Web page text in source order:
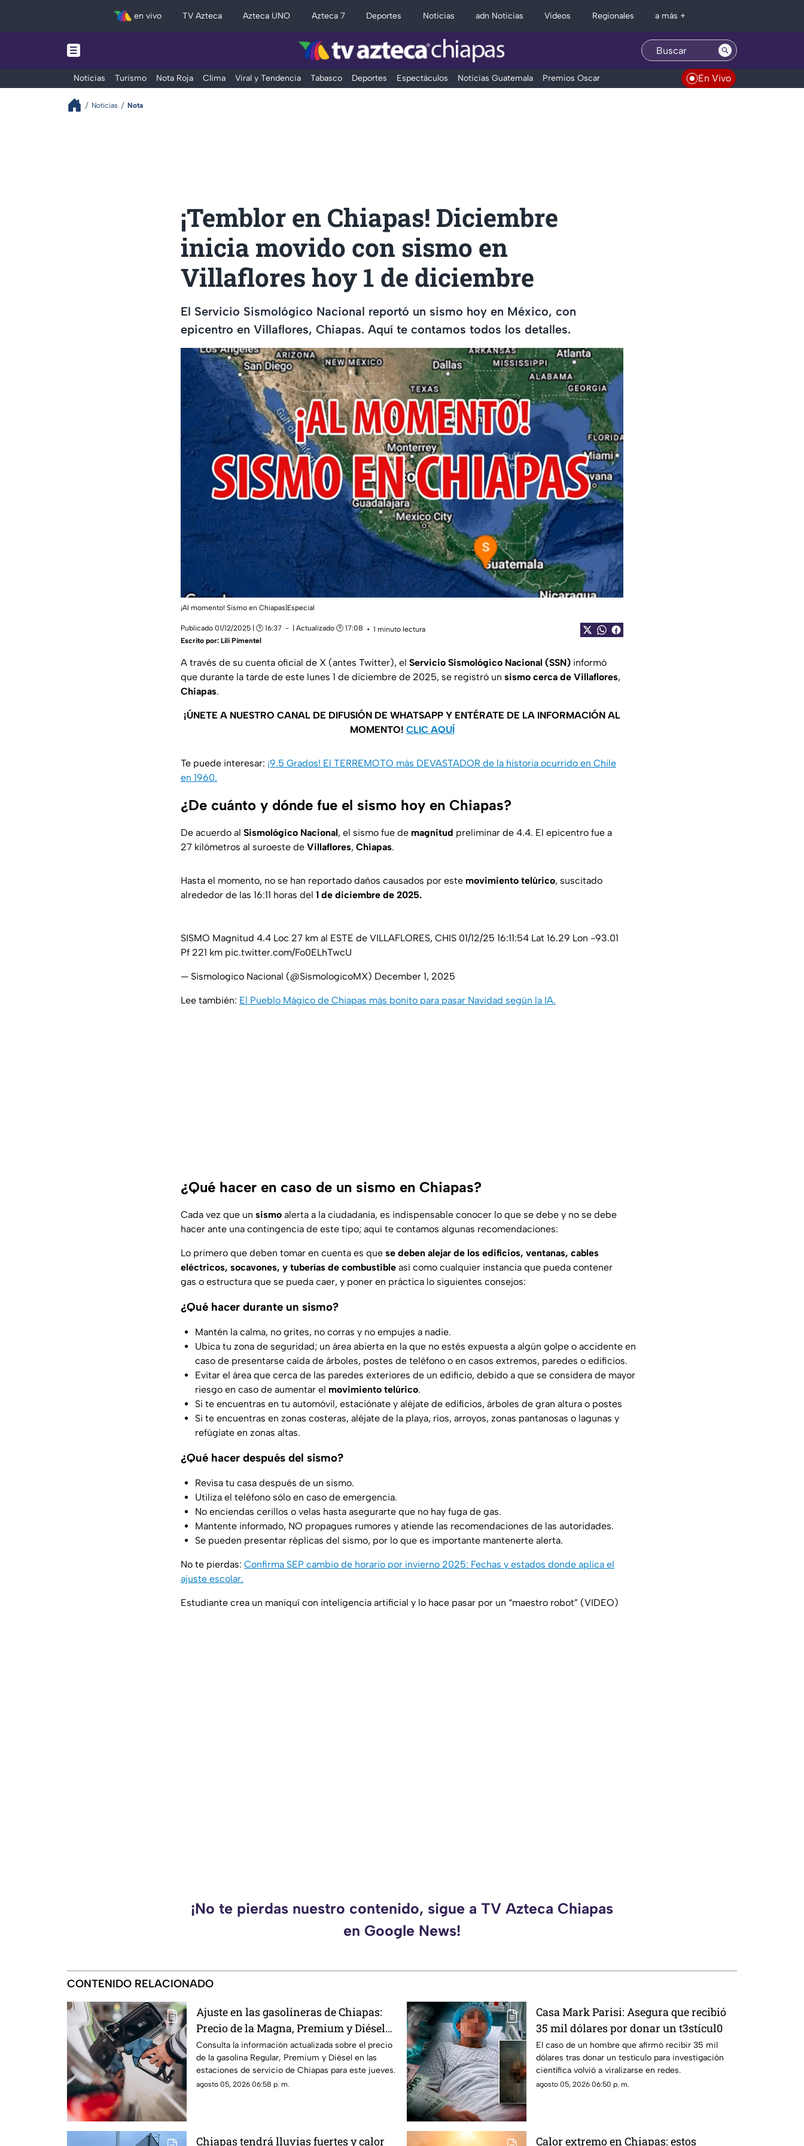
en vivo TV Azteca Azteca UNO Azteca 7 Deportes Noticias adn Noticias Videos Regionales a más +
Noticias Turismo Nota Roja Clima Viral y Tendencia Tabasco Deportes Espectáculos Noticias Guatemala Premios Oscar En Vivo
Noticias Nota
¡Temblor en Chiapas! Diciembre
inicia movido con sismo en
Villaflores hoy 1 de diciembre
El Servicio Sismológico Nacional reportó un sismo hoy en México, con
epicentro en Villaflores, Chiapas. Aquí te contamos todos los detalles.
¡Al momento! Sismo en Chiapas|Especial
Publicado 01/12/2025 | 🕑 16:37 | Actualizado 🕑 17:08
1 minuto lectura
Escrito por: Lili Pimentel
A través de su cuenta oficial de X (antes Twitter), el Servicio Sismológico Nacional (SSN) informó
que durante la tarde de este lunes 1 de diciembre de 2025, se registró un sismo cerca de Villaflores,
Chiapas.
¡ÚNETE A NUESTRO CANAL DE DIFUSIÓN DE WHATSAPP Y ENTÉRATE DE LA INFORMACIÓN AL
MOMENTO! CLIC AQUÍ
Te puede interesar: ¡9.5 Grados! El TERREMOTO más DEVASTADOR de la historia ocurrido en Chile
en 1960.
¿De cuánto y dónde fue el sismo hoy en Chiapas?
De acuerdo al Sismológico Nacional, el sismo fue de magnitud preliminar de 4.4. El epicentro fue a
27 kilómetros al suroeste de Villaflores, Chiapas.
Hasta el momento, no se han reportado daños causados por este movimiento telúrico, suscitado
alrededor de las 16:11 horas del 1 de diciembre de 2025.
SISMO Magnitud 4.4 Loc 27 km al ESTE de VILLAFLORES, CHIS 01/12/25 16:11:54 Lat 16.29 Lon -93.01
Pf 221 km pic.twitter.com/Fo0ELhTwcU
— Sismologico Nacional (@SismologicoMX) December 1, 2025
Lee también: El Pueblo Mágico de Chiapas más bonito para pasar Navidad según la IA.
¿Qué hacer en caso de un sismo en Chiapas?
Cada vez que un sismo alerta a la ciudadanía, es indispensable conocer lo que se debe y no se debe
hacer ante una contingencia de este tipo; aquí te contamos algunas recomendaciones:
Lo primero que deben tomar en cuenta es que se deben alejar de los edificios, ventanas, cables
eléctricos, socavones, y tuberías de combustible así como cualquier instancia que pueda contener
gas o estructura que se pueda caer, y poner en práctica lo siguientes consejos:
¿Qué hacer durante un sismo?
Mantén la calma, no grites, no corras y no empujes a nadie.
Ubica tu zona de seguridad; un área abierta en la que no estés expuesta a algún golpe o accidente en
caso de presentarse caída de árboles, postes de teléfono o en casos extremos, paredes o edificios.
Evitar el área que cerca de las paredes exteriores de un edificio, debido a que se considera de mayor
riesgo en caso de aumentar el movimiento telúrico.
Si te encuentras en tu automóvil, estaciónate y aléjate de edificios, árboles de gran altura o postes
Si te encuentras en zonas costeras, aléjate de la playa, ríos, arroyos, zonas pantanosas o lagunas y
refúgiate en zonas altas.
¿Qué hacer después del sismo?
Revisa tu casa después de un sismo.
Utiliza el teléfono sólo en caso de emergencia.
No enciendas cerillos o velas hasta asegurarte que no hay fuga de gas.
Mantente informado, NO propagues rumores y atiende las recomendaciones de las autoridades.
Se pueden presentar réplicas del sismo, por lo que es importante mantenerte alerta.
No te pierdas: Confirma SEP cambio de horario por invierno 2025: Fechas y estados donde aplica el
ajuste escolar.
Estudiante crea un maniquí con inteligencia artificial y lo hace pasar por un “maestro robot” (VIDEO)
¡No te pierdas nuestro contenido, sigue a TV Azteca Chiapas
en Google News!
CONTENIDO RELACIONADO
Ajuste en las gasolineras de Chiapas:
Precio de la Magna, Premium y Diésel
este jueves 6 de agosto
Consulta la información actualizada sobre el precio
de la gasolina Regular, Premium y Diésel en las
estaciones de servicio de Chiapas para este jueves.
agosto 05, 2026 06:58 p. m.
Casa Mark Parisi: Asegura que recibió
35 mil dólares por donar un t3stícul0
El caso de un hombre que afirmó recibir 35 mil
dólares tras donar un testículo para investigación
científica volvió a viralizarse en redes.
agosto 05, 2026 06:50 p. m.
Chiapas tendrá lluvias fuertes y calor Calor extremo en Chiapas: estos